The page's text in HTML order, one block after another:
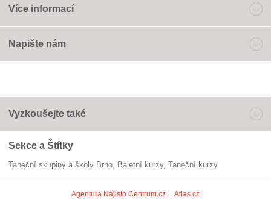
Více informací
Napište nám
Vyzkoušejte také
Sekce a Štítky
Taneční skupiny a školy Brno baletní kurzy taneční kurzy
Agentura Najisto Centrum.cz Atlas.cz